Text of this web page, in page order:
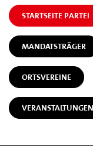
STARTSEITE PARTEI
MANDATSTRÄGER
ORTSVEREINE
VERANSTALTUNGEN